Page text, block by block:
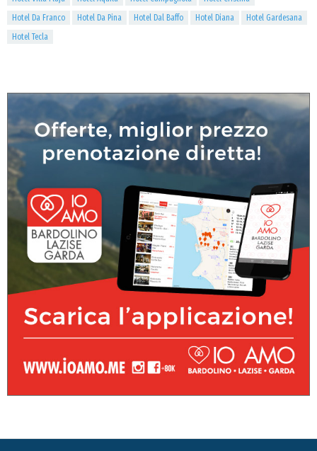
Hotel Da Franco
Hotel Da Pina Hotel Dal Baffo Hotel Diana
Hotel Gardesana
Hotel Tecla